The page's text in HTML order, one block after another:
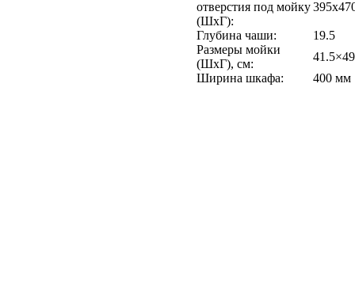
отверстия под мойку
(ШхГ):
Глубина чаши:
19.5
Размеры мойки
(ШхГ), см:
Ширина шкафа:
400 мм